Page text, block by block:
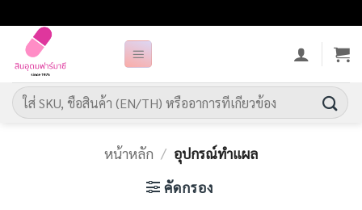
ไป
เนื้อหา
ค้นหา:
หน้าหลัก / อุปกรณ์ทำแผล
คัดกรอง